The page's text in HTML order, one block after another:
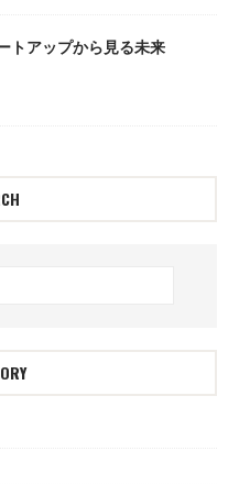
トアップから見る未来